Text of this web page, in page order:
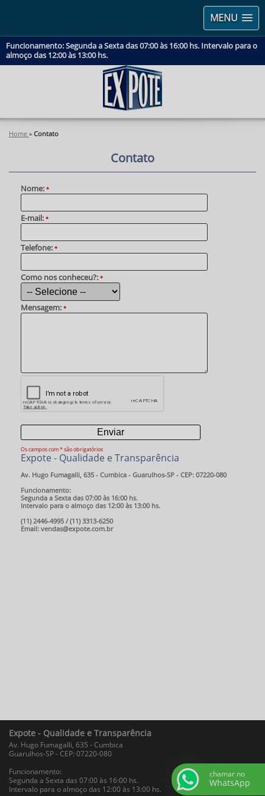
MENU
Funcionamento: Segunda a Sexta das 07:00 às 16:00 hs. Intervalo para o
almoço das 12:00 às 13:00 hs.
Home » Contato
Contato
Nome: *
E-mail: *
Telefone: *
Como nos conheceu?: *
Mensagem: *
Os campos com * são obrigatórios
Expote - Qualidade e Transparência
Av. Hugo Fumagalli, 635 - Cumbica - Guarulhos-SP - CEP: 07220-080
Funcionamento:
Segunda a Sexta das 07:00 às 16:00 hs.
Intervalo para o almoço das 12:00 às 13:00 hs.
(11) 2446-4995 / (11) 3313-6250
Email: vendas@expote.com.br
Expote - Qualidade e Transparência
Av. Hugo Fumagalli, 635 - Cumbica
Guarulhos-SP - CEP: 07220-080
Funcionamento:
Segunda a Sexta das 07:00 às 16:00 hs.
Intervalo para o almoço das 12:00 às 13:00 hs.
chamar no
WhatsApp